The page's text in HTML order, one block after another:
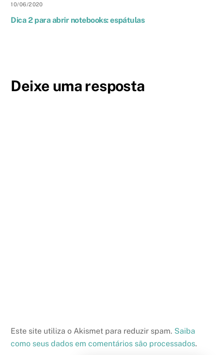
10/06/2020
Dica 2 para abrir notebooks: espátulas
Deixe uma resposta
Este site utiliza o Akismet para reduzir spam. Saiba
como seus dados em comentários são processados.